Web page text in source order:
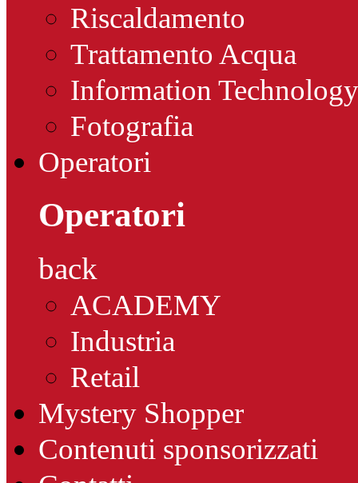
Riscaldamento
Trattamento Acqua
Information Technology
Fotografia
Operatori
Operatori
back
ACADEMY
Industria
Retail
Mystery Shopper
Contenuti sponsorizzati